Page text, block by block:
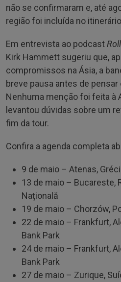
não se confirmaram e, até
região foi incluída no
Em entrevista ao podcast
Kirk Hammett sugeriu que,
compromissos na Ásia, a
breve pausa antes de pensar
Nenhuma menção foi feita à
levantou dúvidas sobre um
fim da tour.
Confira a agenda completa
9 de maio – Atenas,
13 de maio – Bucareste,
Națională
19 de maio – Chorzów,
22 de maio – Frankfurt,
Bank Park
24 de maio – Frankfurt,
Bank Park
27 de maio – Zurique,